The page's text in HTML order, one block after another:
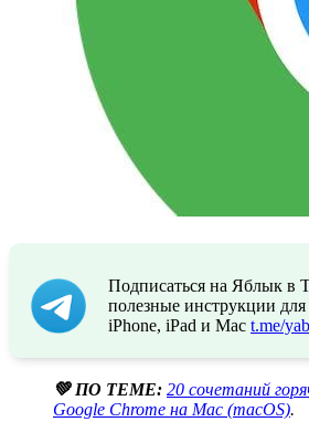
Подписаться на Яблык в
полезные инструкции для
iPhone, iPad и Mac t.me/
💚 ПО ТЕМЕ: 20 сочетаний
Google Chrome на Mac (macOS).